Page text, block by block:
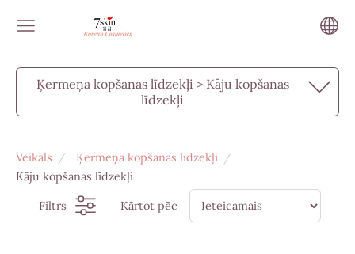
Ķermeņa kopšanas līdzekļi > Kāju kopšanas
līdzekļi
Veikals
Ķermeņa kopšanas līdzekļi
Kāju kopšanas līdzekļi
Filtrs Kārtot pēc